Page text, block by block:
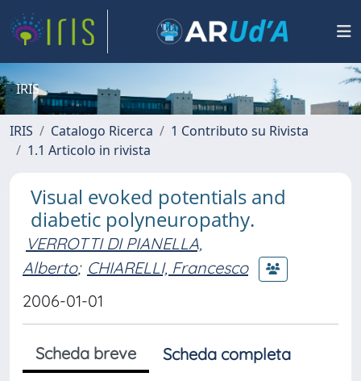
IRIS
IRIS Catalogo Ricerca
1 Contributo su Rivista
1.1 Articolo in rivista
Visual evoked potentials and
diabetic polyneuropathy.
VERROTTI DI PIANELLA,
Alberto; CHIARELLI, Francesco
2006-01-01
Scheda breve
Scheda completa